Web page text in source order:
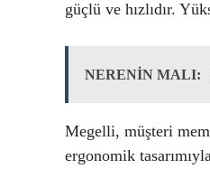
güçlü ve hızlıdır.
NERENİN MALI:
Megelli, müşteri
ergonomik